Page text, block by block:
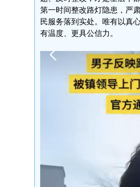
第一时间整改路灯隐患，严
民服务落到实处。唯有以真
有温度、更具公信力。